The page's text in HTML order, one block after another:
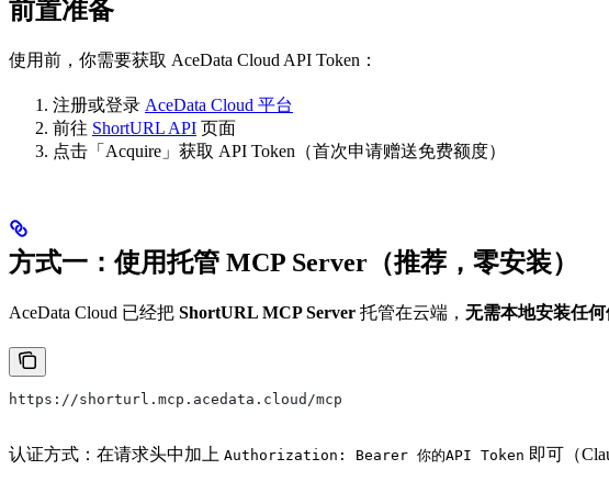
前置准备
使用前，你需要获取 AceData Cloud API Token：
注册或登录 AceData Cloud 平台
前往 ShortURL API 页面
点击「Acquire」获取 API Token（首次申请赠送免费额度）
方式一：使用托管 MCP Server（推荐，零安装）
AceData Cloud 已经把 ShortURL MCP Server 托管在云端， 无需本地安装任
https://shorturl.mcp.acedata.cloud/mcp
认证方式：在请求头中加上 Authorization: Bearer 你的API Token 即可（